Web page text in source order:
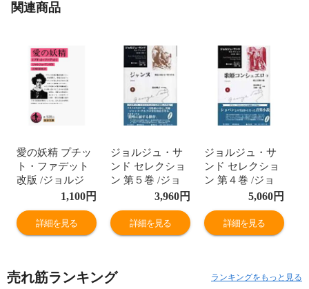
関連商品
愛の妖精 プチッ
ト・ファデット
改版 /ジョルジ
ュ・サンド 宮崎
嶺雄
1,100円
詳細を見る
ジョルジュ・サ
ンド セレクショ
ン 第５巻 /ジョ
ルジュ・サンド
ミシェル・ペロ
ー 持田明子
3,960円
詳細を見る
ジョルジュ・サ
ンド セレクショ
ン 第４巻 /ジョ
ルジュ・サンド
ミシェル・ペロ
ー 持田明子
5,060円
詳細を見る
売れ筋ランキング ランキングをもっと見る